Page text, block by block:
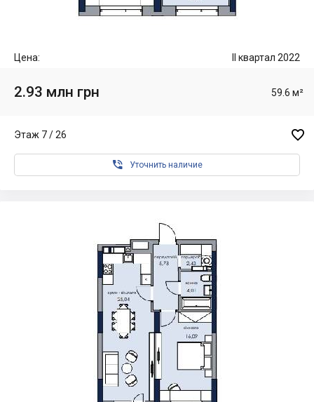
Цена: II квартал 2022
2.93 млн грн 59.6 м²
Этаж 7 / 26 
 Уточнить наличие